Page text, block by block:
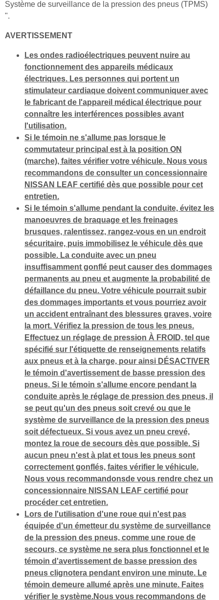
Système de surveillance de la pression des pneus (TPMS)
".
AVERTISSEMENT
Les ondes radioélectriques peuvent nuire au
fonctionnement des appareils médicaux
électriques. Les personnes qui portent un
stimulateur cardiaque doivent communiquer avec
le fabricant de l'appareil médical électrique pour
connaître les interférences possibles avant
l'utilisation.
Si le témoin ne s'allume pas lorsque le
commutateur principal est à la position ON
(marche), faites vérifier votre véhicule. Nous vous
recommandons de consulter un concessionnaire
NISSAN LEAF certifié dès que possible pour cet
entretien.
Si le témoin s'allume pendant la conduite, évitez les
manoeuvres de braquage et les freinages
brusques, ralentissez, rangez-vous en un endroit
sécuritaire, puis immobilisez le véhicule dès que
possible. La conduite avec un pneu
insuffisamment gonflé peut causer des dommages
permanents au pneu et augmente la probabilité de
défaillance du pneu. Votre véhicule pourrait subir
des dommages importants et vous pourriez avoir
un accident entraînant des blessures graves, voire
la mort. Vérifiez la pression de tous les pneus.
Effectuez un réglage de pression À FROID, tel que
spécifié sur l'étiquette de renseignements relatifs
aux pneus et à la charge, pour ainsi DÉSACTIVER
le témoin d'avertissement de basse pression des
pneus. Si le témoin s'allume encore pendant la
conduite après le réglage de pression des pneus, il
se peut qu'un des pneus soit crevé ou que le
système de surveillance de la pression des pneus
soit défectueux. Si vous avez un pneu crevé,
montez la roue de secours dès que possible. Si
aucun pneu n'est à plat et tous les pneus sont
correctement gonflés, faites vérifier le véhicule.
Nous vous recommandonsde vous rendre chez un
concessionnaire NISSAN LEAF certifié pour
procéder cet entretien.
Lors de l'utilisation d'une roue qui n'est pas
équipée d'un émetteur du système de surveillance
de la pression des pneus, comme une roue de
secours, ce système ne sera plus fonctionnel et le
témoin d'avertissement de basse pression des
pneus clignotera pendant environ une minute. Le
témoin demeure allumé après une minute. Faites
vérifier le système.Nous vous recommandons de